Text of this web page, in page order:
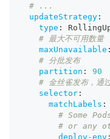
# ...
updateStrategy :
type :
# 最大不可用数量
maxUnavailable :
# 分批发布
partition :
90
# 金丝雀发布，
selector :
matchLabels :
# Some
# or any
deploy-env :